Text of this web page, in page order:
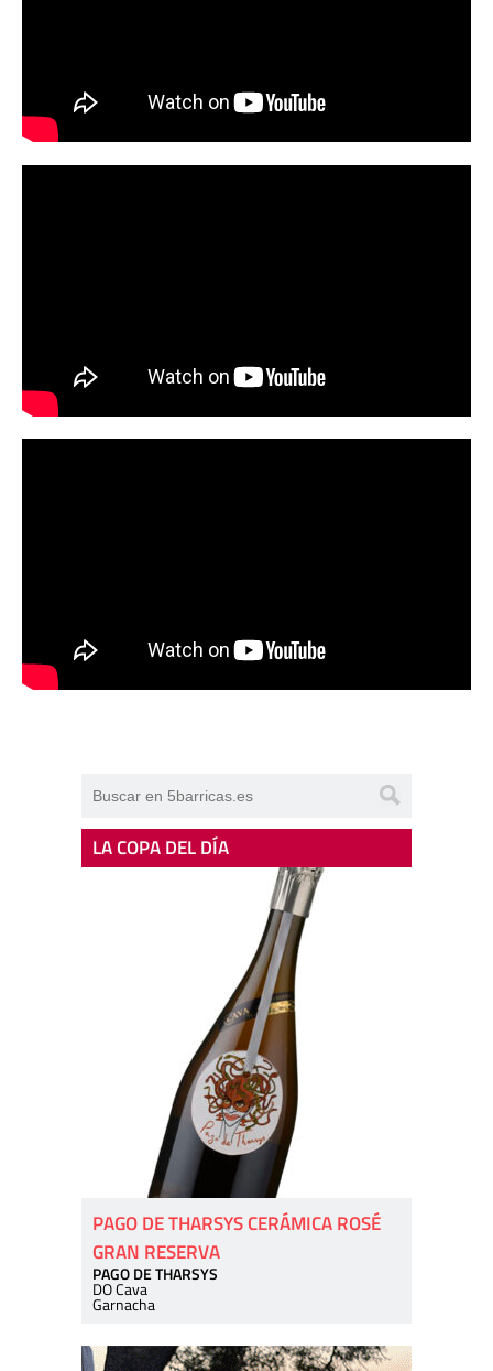
LA COPA DEL DÍA
PAGO DE THARSYS CERÁMICA ROSÉ
GRAN RESERVA
PAGO DE THARSYS
DO Cava
Garnacha